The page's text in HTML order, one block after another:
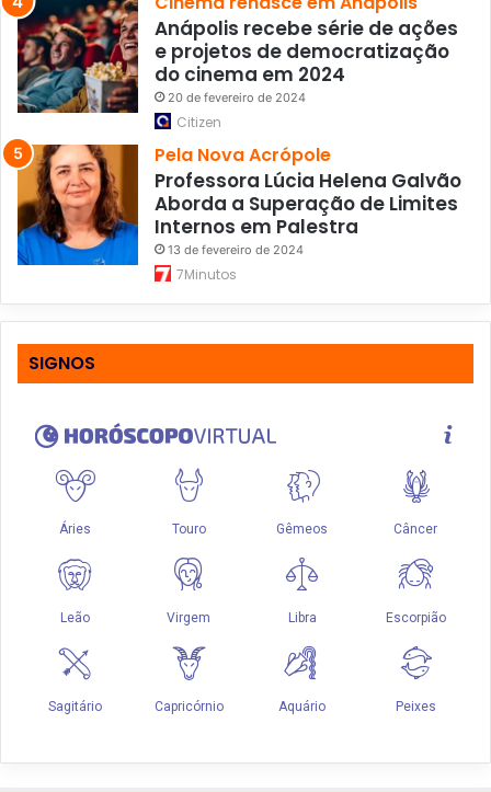
Anápolis recebe série de ações
e projetos de democratização
do cinema em 2024
20 de fevereiro de 2024
Citizen
Pela Nova Acrópole
Professora Lúcia Helena Galvão
Aborda a Superação de Limites
Internos em Palestra
13 de fevereiro de 2024
7Minutos
SIGNOS